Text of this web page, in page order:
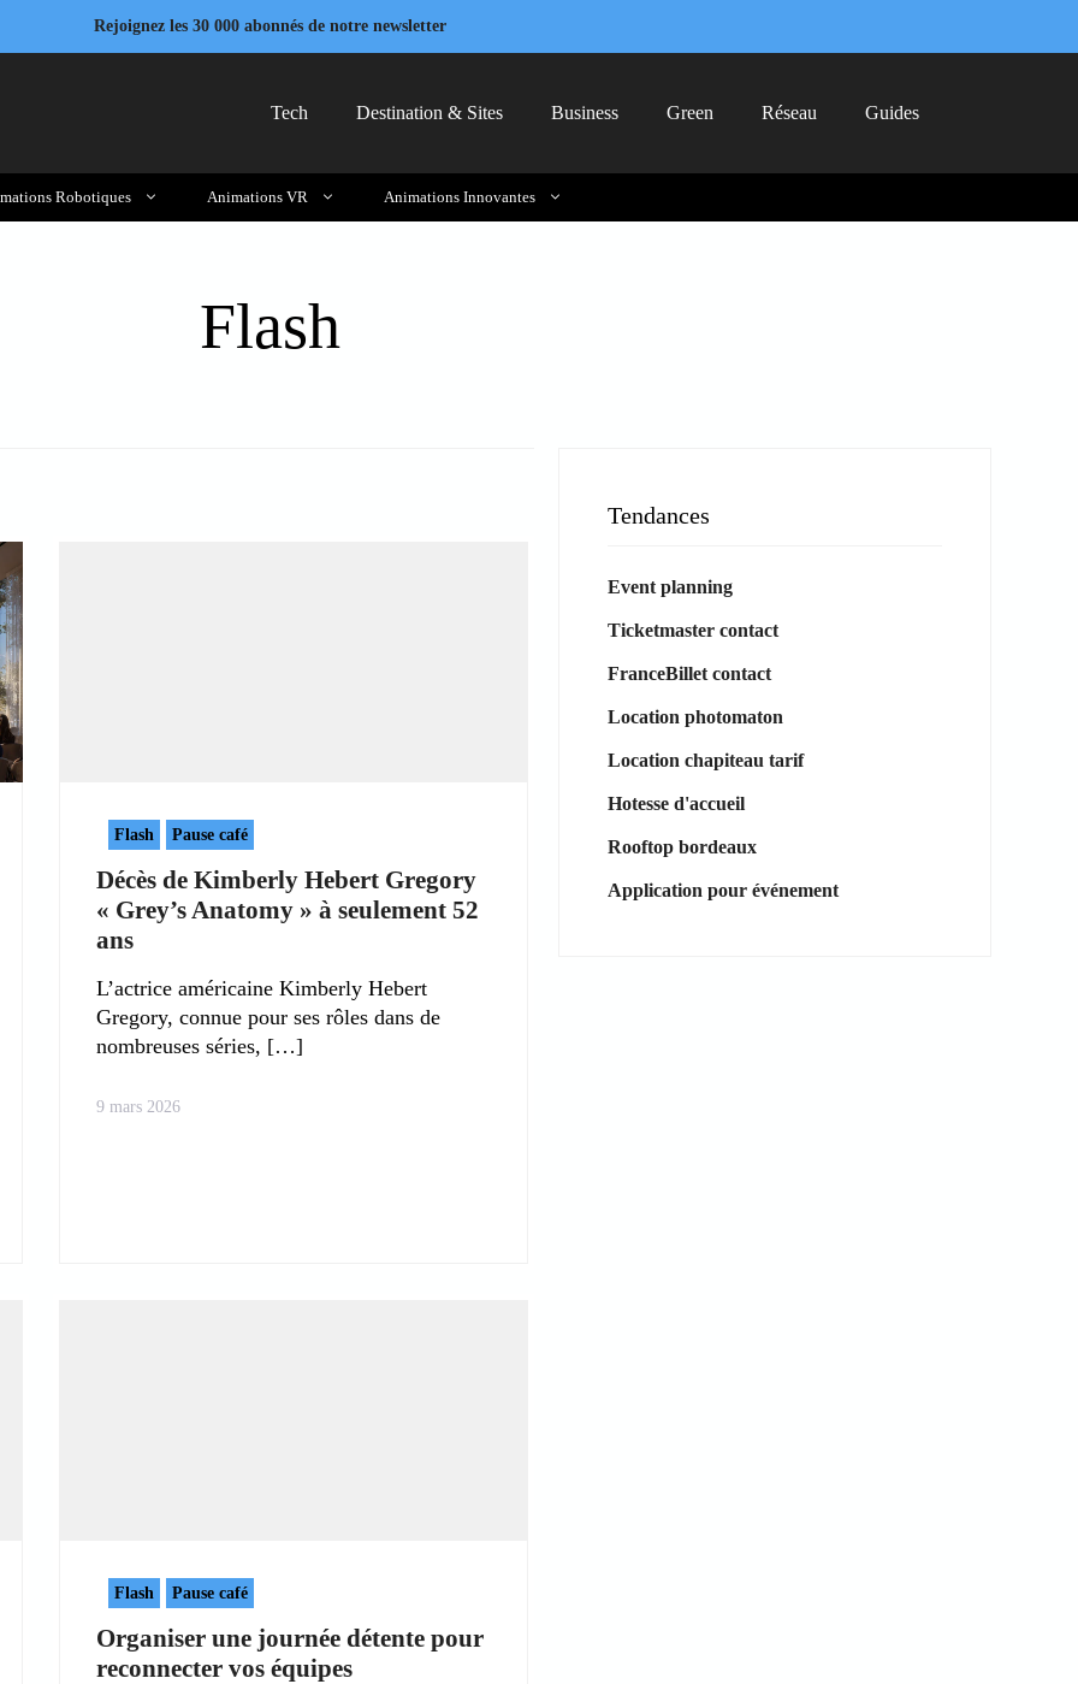
Rejoignez les 30 000 abonnés de notre newsletter
Tech Destination & Sites Business Green Réseau Guides
Robotiques Animations VR Animations Innovantes
Flash
Flash Pause café
Décès de Kimberly Hebert Gregory
« Grey’s Anatomy » à seulement 52
ans
L’actrice américaine Kimberly Hebert
Gregory, connue pour ses rôles dans de
nombreuses séries,
9 mars 2026
Flash Pause café
Organiser une journée détente pour
reconnecter vos équipes
Tendances
Event planning
Ticketmaster contact
FranceBillet contact
Location photomaton
Location chapiteau tarif
Hotesse d'accueil
Rooftop bordeaux
Application pour événement